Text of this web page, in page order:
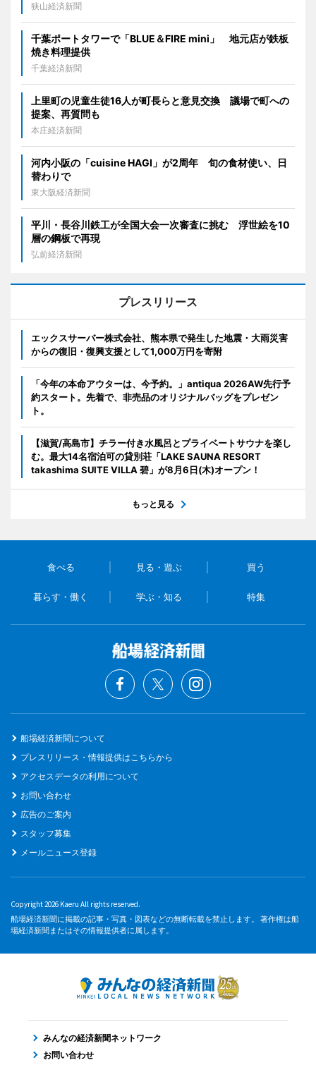
狭山経済新聞
千葉ポートタワーで「BLUE＆FIRE mini」 地元店が鉄板
焼き料理提供
千葉経済新聞
上里町の児童生徒16人が町長らと意見交換 議場で町への
提案、再質問も
本庄経済新聞
河内小阪の「cuisine HAGI」が2周年 旬の食材使い、日
替わりで
東大阪経済新聞
平川・長谷川鉄工が全国大会一次審査に挑む 浮世絵を10
層の鋼板で再現
弘前経済新聞
プレスリリース
エックスサーバー株式会社、熊本県で発生した地震・大雨災害
からの復旧・復興支援として1,000万円を寄附
「今年の本命アウターは、今予約。」antiqua 2026AW先行予
約スタート。先着で、非売品のオリジナルバッグをプレゼン
ト。
【滋賀/高島市】チラー付き水風呂とプライベートサウナを楽し
む。最大14名宿泊可の貸別荘「LAKE SAUNA RESORT
takashima SUITE VILLA 碧」が8月6日(木)オープン！
もっと見る
食べる 見る・遊ぶ 買う
暮らす・働く 学ぶ・知る 特集
船場経済新聞について
プレスリリース・情報提供はこちらから
アクセスデータの利用について
お問い合わせ
広告のご案内
スタッフ募集
メールニュース登録
Copyright 2026 Kaeru All rights reserved.
船場経済新聞に掲載の記事・写真・図表などの無断転載を禁止します。 著作権は船
場経済新聞またはその情報提供者に属します。
みんなの経済新聞ネットワーク
お問い合わせ